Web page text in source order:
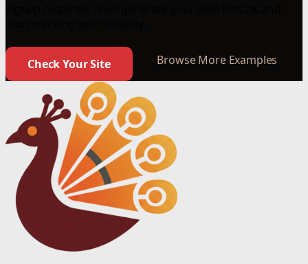
Check Your Site Browse More Examples